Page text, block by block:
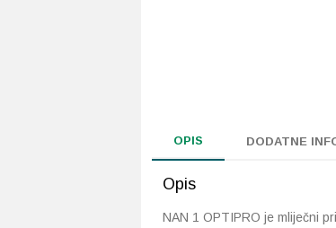
OPIS DODATNE
Opis
NAN 1 OPTIPRO je mliječni